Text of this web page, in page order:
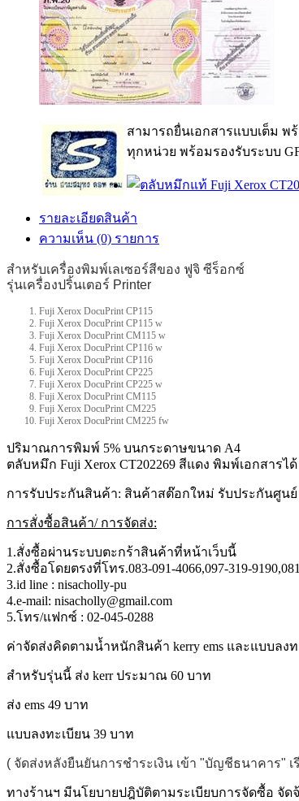
สามารถยื่นเอกสารแบบเต็ม
ทุกหน่วย พร้อมรองรับระบบ
รายละเอียดสินค้า
ความเห็น (0) รายการ
สำหรับเครื่องพิมพ์เลเซอร์สีของ ฟูจิ ซีร็อกซ์
รุ่นเครื่องปริ้นเตอร์ Printer
Fuji Xerox DocuPrint CP115
Fuji Xerox DocuPrint CP115 w
Fuji Xerox DocuPrint CM115 w
Fuji Xerox DocuPrint CP116 w
Fuji Xerox DocuPrint CP116
Fuji Xerox DocuPrint CP225
Fuji Xerox DocuPrint CP225 w
Fuji Xerox DocuPrint CM115
Fuji Xerox DocuPrint CM225
Fuji Xerox DocuPrint CM225 fw
ปริมาณการพิมพ์ 5% บนกระดาษขนาด A4
ตลับหมึก Fuji Xerox CT202269 สีแดง พิมพ์เอกสารไ
การรับประกันสินค้า: สินค้าสต๊อกใหม่ รับประกันศูนย์
การสั่งซื้อสินค้า/ การจัดส่ง:
1.สั่งซื้อผ่านระบบตะกร้าสินค้าที่หน้าเว็บนี้
2.สั่งซื้อโดยตรงที่โทร.083-091-4066,097-319-
3.id line : nisacholly-pu
4.e-mail: nisacholly@gmail.com
5.โทร/แฟกซ์ : 02-045-0288
ค่าจัดส่งคิดตามน้ำหนักสินค้า kerry ems และแบบลงท
สำหรับรุ่นนี้ ส่ง kerr ประมาณ 60 บาท
ส่ง ems 49 บาท
แบบลงทะเบียน 39 บาท
( จัดส่งหลังยืนยันการชำระเงิน เข้า "บัญชีธนาคาร"
ทางร้านฯ มีนโยบายปฎิบัติตามระเบียบการจัดซื้อ จัด